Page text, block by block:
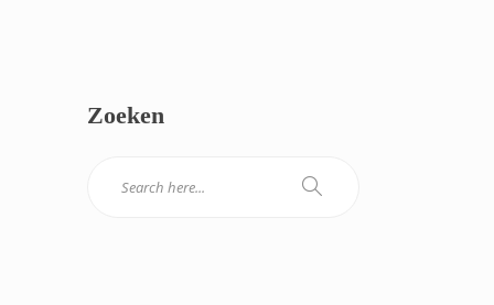
Zoeken